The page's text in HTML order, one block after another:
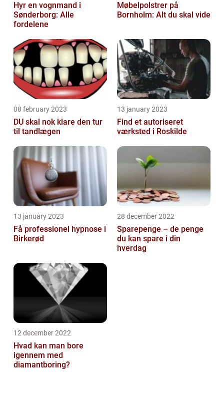
Hyr en vognmand i
Sønderborg: Alle
fordelene
Møbelpolstrer på
Bornholm: Alt du skal vide
08 february 2023
DU skal nok klare den tur
til tandlægen
13 january 2023
Find et autoriseret
værksted i Roskilde
13 january 2023
Få professionel hypnose i
Birkerød
28 december 2022
Sparepenge – de penge
du kan spare i din
hverdag
12 december 2022
Hvad kan man bore
igennem med
diamantboring?